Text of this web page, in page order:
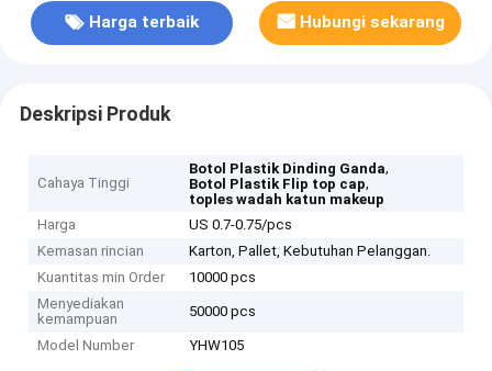
Harga terbaik Hubungi sekarang
Deskripsi Produk
Cahaya Tinggi
Botol Plastik Dinding Ganda,
Botol Plastik Flip top cap,
toples wadah katun makeup
Harga
US 0.7-0.75/pcs
Kemasan rincian
Karton, Pallet, Kebutuhan Pelanggan.
Kuantitas min Order
10000 pcs
Menyediakan
kemampuan
50000 pcs
Model Number YHW105